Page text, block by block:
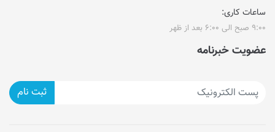
ساعات کاری:
۹:۰۰ صبح الی ۶:۰۰ بعد از ظهر
عضویت خبرنامه
ثبت نام